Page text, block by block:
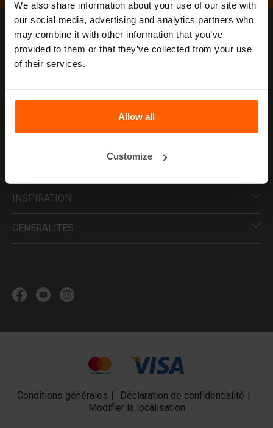
We also share information about your use of our site with
our social media, advertising and analytics partners who
may combine it with other information that you’ve
provided to them or that they’ve collected from your use
of their services.
Allow all
Customize
Harlingerstraat 26
T +31 72 503 93 40
info@betonblock.com
INSPIRATION
GÉNÉRALITÉS
Conditions générales
Déclaration de confidentialité
Modifier la localisation